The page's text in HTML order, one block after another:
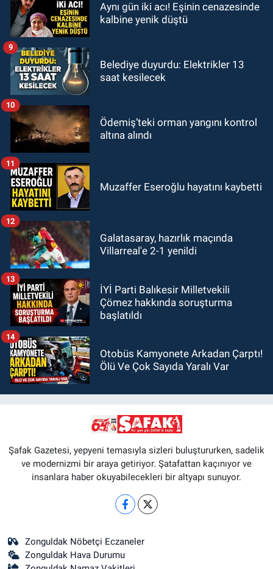
Aynı gün iki acı! Eşinin cenazesinde
kalbine yenik düştü
Belediye duyurdu: Elektrikler 13
saat kesilecek
9
Ödemiş’teki orman yangını kontrol
altına alındı
10
Muzaffer Eseroğlu hayatını kaybetti
11
Galatasaray, hazırlık maçında
Villarreal'e 2-1 yenildi
12
İYİ Parti Balıkesir Milletvekili
Çömez hakkında soruşturma
başlatıldı
13
Otobüs Kamyonete Arkadan Çarptı!
Ölü Ve Çok Sayıda Yaralı Var
14
Şafak Gazetesi, yepyeni temasıyla sizleri buluştururken, sadelik
ve modernizmi bir araya getiriyor. Şatafattan kaçınıyor ve
insanlara haber okuyabilecekleri bir altyapı sunuyor.
Zonguldak Nöbetçi Eczaneler
Zonguldak Hava Durumu